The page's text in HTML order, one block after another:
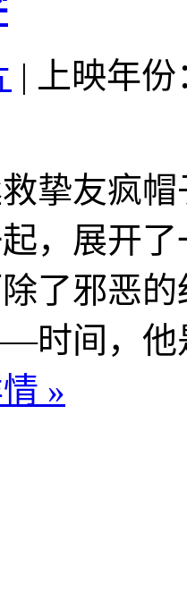
|
上映年
挚友疯
，展开
了邪恶
时间，他
»